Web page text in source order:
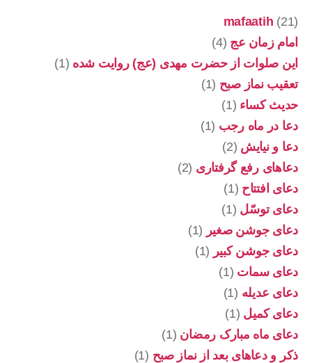
mafaatih (21)
امام زمان عج (4)
این صلوات از حضرت مهدی (عج) روایت شده (1)
تعقیب نماز صبح (1)
حدیث کساء (1)
دعا در ماه رجب (1)
دعا و نیایش (2)
دعاهای رفع گرفتاری (2)
دعای افتتاح (1)
دعای توسّل (1)
دعای جوشن صغیر (1)
دعای جوشن کبیر (1)
دعای سمات (1)
دعای عدیله (1)
دعای کمیل (1)
دعای ماه مبارک رمضان (1)
ذکر و دعاهای بعد از نماز صبح (1)